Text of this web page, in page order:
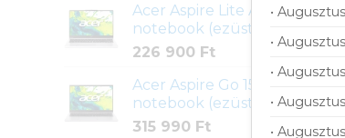
Acer Aspire Lite AL15-45P-
notebook (ezüst)
226 900 Ft
Acer Aspire Go 15 AG15-72P-
notebook (ezüst)
315 990 Ft
•
•
•
•
•